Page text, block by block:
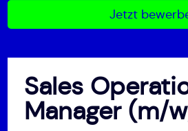
Jetzt
Sales
Manager (m/